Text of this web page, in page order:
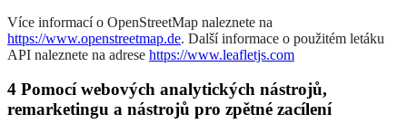
Více informací o OpenStreetMap naleznete na
https://www.openstreetmap.de. Další informace o použitém letáku
API naleznete na adrese https://www.leafletjs.com
4 Pomocí webových analytických nástrojů,
remarketingu a nástrojů pro zpětné zacílení